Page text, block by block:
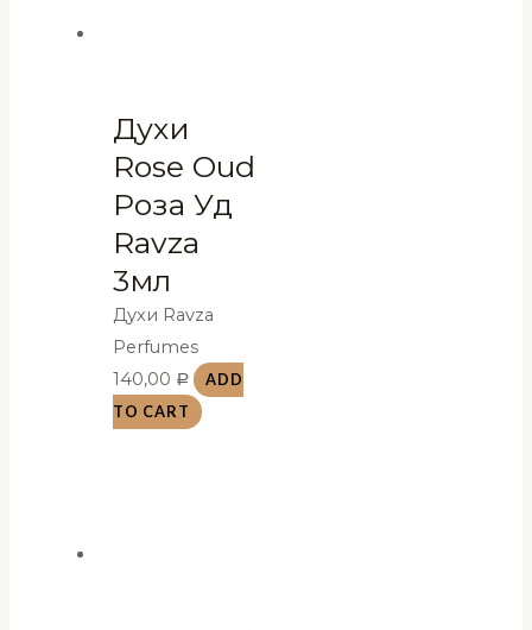
Духи
Rose Oud
Роза Уд
Ravza
3мл
Духи Ravza
Perfumes
140,00 Р
ADD
TO CART